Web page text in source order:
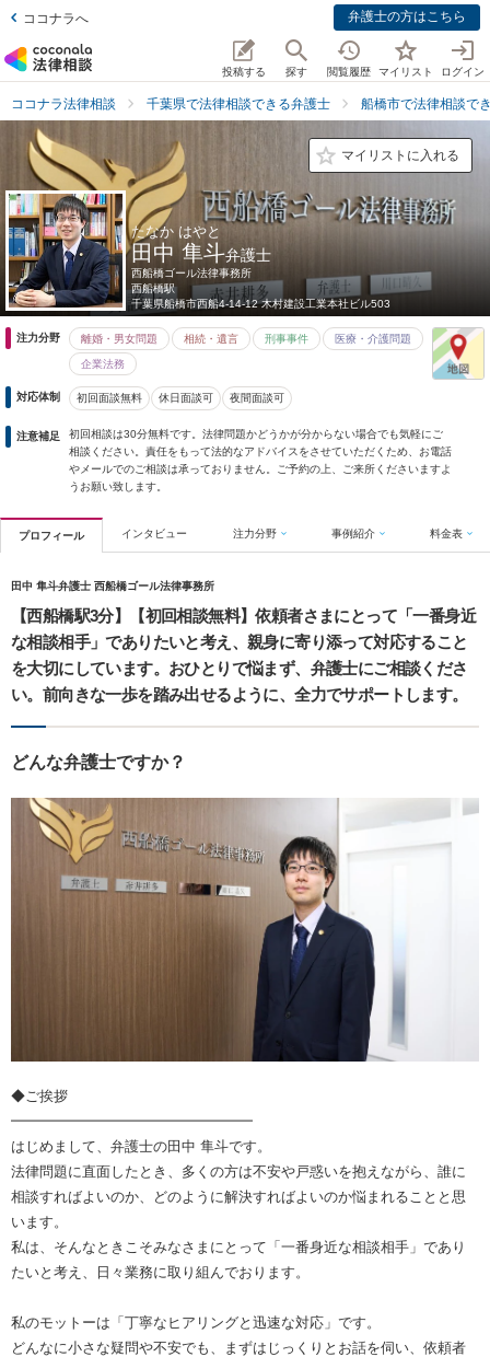
ココナラへ 弁護士の方はこちら
投稿する 探す 閲覧履歴 マイリスト ログイン
ココナラ法律相談 千葉県で法律相談できる弁護士 船橋市で法律相談で
マイリストに入れる
たなか はやと
田中 隼斗弁護士
西船橋ゴール法律事務所
西船橋駅
千葉県船橋市西船4-14-12 木村建設工業本社ビル503
注力分野 離婚・男女問題 相続・遺言 刑事事件 医療・介護問題
企業法務
対応体制 初回面談無料 休日面談可 夜間面談可
注意補足
初回相談は30分無料です。法律問題かどうかが分からない場合でも気軽にご
相談ください。責任をもって法的なアドバイスをさせていただくため、お電話
やメールでのご相談は承っておりません。ご予約の上、ご来所くださいますよ
うお願い致します。
プロフィール インタビュー 注力分野 事例紹介 料金表
田中 隼斗弁護士 西船橋ゴール法律事務所
【西船橋駅3分】【初回相談無料】依頼者さまにとって「一番身近
な相談相手」でありたいと考え、親身に寄り添って対応すること
を大切にしています。おひとりで悩まず、弁護士にご相談くださ
い。前向きな一歩を踏み出せるように、全力でサポートします。
どんな弁護士ですか？
◆ご挨拶
━━━━━━━━━━━━━━━━━
はじめまして、弁護士の田中 隼斗です。
法律問題に直面したとき、多くの方は不安や戸惑いを抱えながら、誰に
相談すればよいのか、どのように解決すればよいのか悩まれることと思
います。
私は、そんなときこそみなさまにとって「一番身近な相談相手」であり
たいと考え、日々業務に取り組んでおります。
私のモットーは「丁寧なヒアリングと迅速な対応」です。
どんなに小さな疑問や不安でも、まずはじっくりとお話を伺い、依頼者